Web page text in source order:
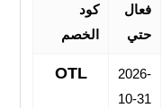
فعال
حتي
كود
الخصم
2026-
10-31
OTL